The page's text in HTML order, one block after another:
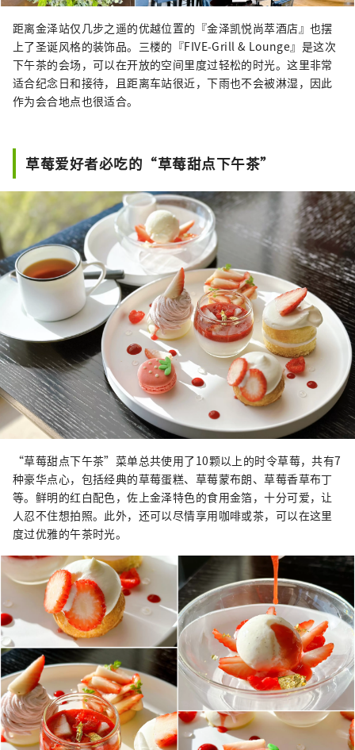
距离金泽站仅几步之遥的优越位置的『金泽凯悦尚萃酒店』也摆
上了圣诞风格的装饰品。三楼的『FIVE-Grill & Lounge』是这次
下午茶的会场，可以在开放的空间里度过轻松的时光。这里非常
适合纪念日和接待，且距离车站很近，下雨也不会被淋湿，因此
作为会合地点也很适合。
草莓爱好者必吃的“草莓甜点下午茶”
“草莓甜点下午茶”菜单总共使用了10颗以上的时令草莓，共有7
种豪华点心，包括经典的草莓蛋糕、草莓蒙布朗、草莓香草布丁
等。鲜明的红白配色，佐上金泽特色的食用金箔，十分可爱，让
人忍不住想拍照。此外，还可以尽情享用咖啡或茶，可以在这里
度过优雅的午茶时光。